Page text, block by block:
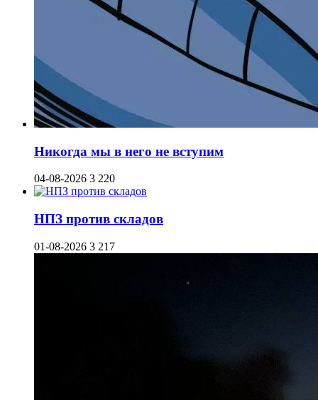
Никогда мы в него не вступим
04-08-2026 3 220
НПЗ против складов
01-08-2026 3 217